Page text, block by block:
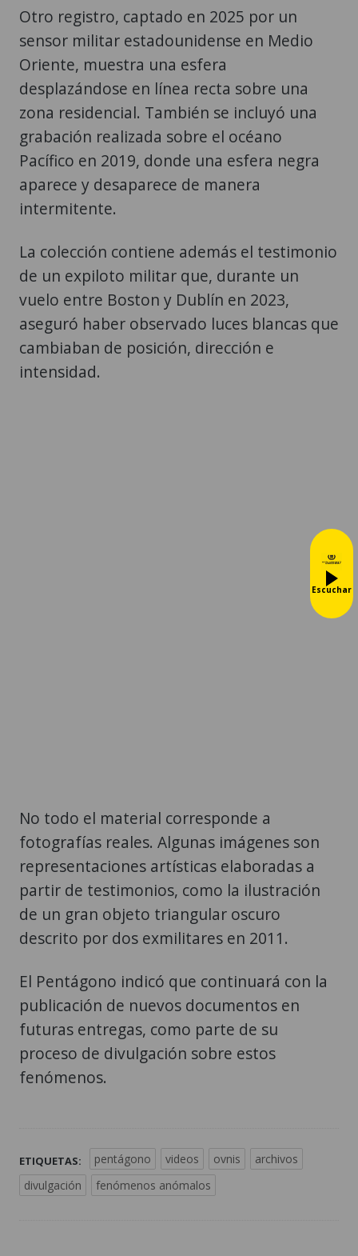
Otro registro, captado en 2025 por un
sensor militar estadounidense en Medio
Oriente, muestra una esfera
desplazándose en línea recta sobre una
zona residencial. También se incluyó una
grabación realizada sobre el océano
Pacífico en 2019, donde una esfera negra
aparece y desaparece de manera
intermitente.
La colección contiene además el testimonio
de un expiloto militar que, durante un
vuelo entre Boston y Dublín en 2023,
aseguró haber observado luces blancas que
cambiaban de posición, dirección e
intensidad.
No todo el material corresponde a
fotografías reales. Algunas imágenes son
representaciones artísticas elaboradas a
partir de testimonios, como la ilustración
de un gran objeto triangular oscuro
descrito por dos exmilitares en 2011.
El Pentágono indicó que continuará con la
publicación de nuevos documentos en
futuras entregas, como parte de su
proceso de divulgación sobre estos
fenómenos.
ETIQUETAS: pentágono videos ovnis
archivos
divulgación
fenómenos anómalos
Escuchar